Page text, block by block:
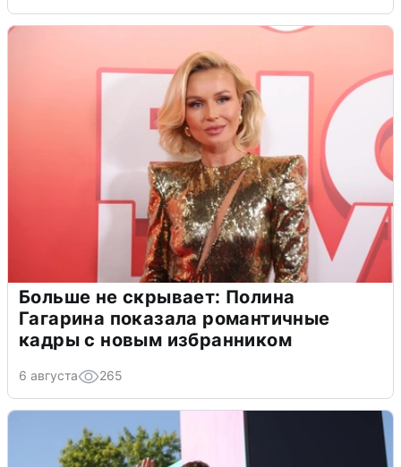
Больше не скрывает: Полина
Гагарина показала романтичные
кадры с новым избранником
6 августа 265